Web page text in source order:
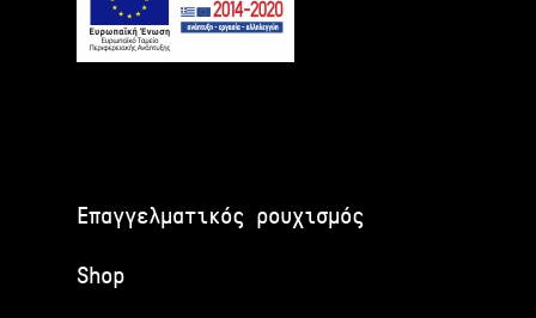
Επαγγελματικός ρουχισμός
Shop